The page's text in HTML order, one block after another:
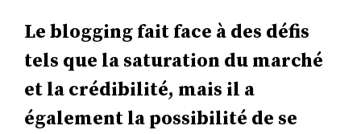
Le blogging fait face à des défis
tels que la saturation du marché
et la crédibilité, mais il a
également la possibilité de se